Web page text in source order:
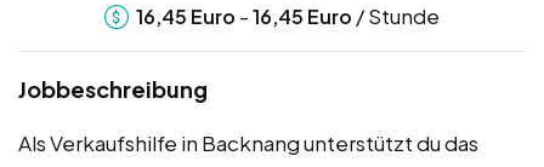
16,45 Euro -16,45 Euro / Stunde
Jobbeschreibung
Als Verkaufshilfe in Backnang unterstützt du das